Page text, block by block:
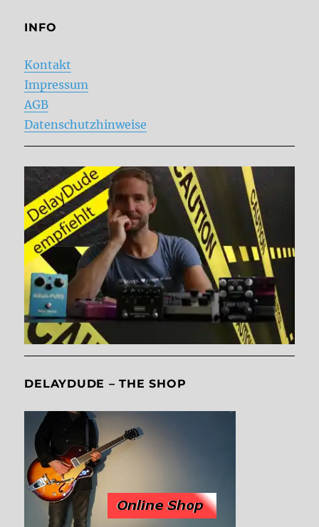
INFO
Kontakt
Impressum
AGB
Datenschutzhinweise
DELAYDUDE – THE SHOP